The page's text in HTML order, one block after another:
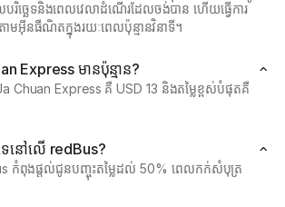
រិច្ឆេទនិងពេលវេលាដំណើរដែលចង់បាន ហើយធ្វើការ
មអ៊ីនធឺណិតក្នុងរយៈពេលប៉ុន្មានវិនាទី។
Express មានប៉ុន្មាន?
Chuan Express គឺ USD 13 និងតម្លៃខ្ពស់បំផុតគឺ
ទេនៅលើ redBus?
កំពុងផ្តល់ជូនបញ្ចុះតម្លៃដល់ 50% ពេលកក់សំបុត្រ